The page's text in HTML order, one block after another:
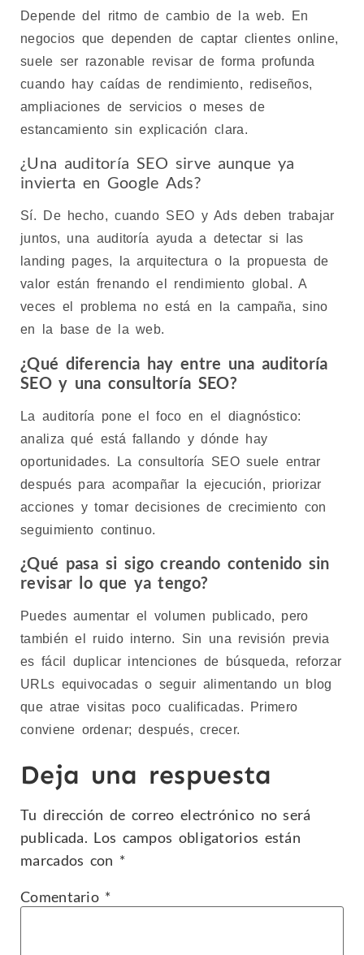
Depende del ritmo de cambio de la web. En
negocios que dependen de captar clientes online,
suele ser razonable revisar de forma profunda
cuando hay caídas de rendimiento, rediseños,
ampliaciones de servicios o meses de
estancamiento sin explicación clara.
¿Una auditoría SEO sirve aunque ya
invierta en Google Ads?
Sí. De hecho, cuando SEO y Ads deben trabajar
juntos, una auditoría ayuda a detectar si las
landing pages, la arquitectura o la propuesta de
valor están frenando el rendimiento global. A
veces el problema no está en la campaña, sino
en la base de la web.
¿Qué diferencia hay entre una auditoría
SEO y una consultoría SEO?
La auditoría pone el foco en el diagnóstico:
analiza qué está fallando y dónde hay
oportunidades. La consultoría SEO suele entrar
después para acompañar la ejecución, priorizar
acciones y tomar decisiones de crecimiento con
seguimiento continuo.
¿Qué pasa si sigo creando contenido sin
revisar lo que ya tengo?
Puedes aumentar el volumen publicado, pero
también el ruido interno. Sin una revisión previa
es fácil duplicar intenciones de búsqueda, reforzar
URLs equivocadas o seguir alimentando un blog
que atrae visitas poco cualificadas. Primero
conviene ordenar; después, crecer.
Deja una respuesta
Tu dirección de correo electrónico no será
publicada. Los campos obligatorios están
marcados con *
Comentario *